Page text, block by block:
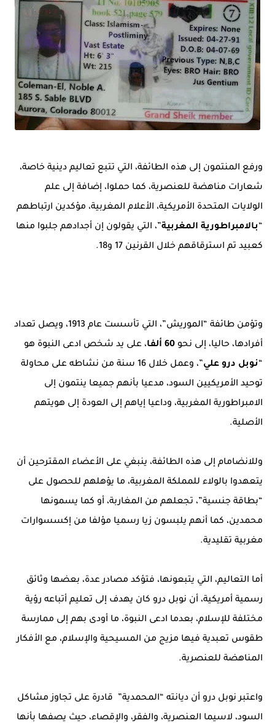
ورفع المنتمون إلى هذه الطائفة، التي تتبع تعاليم دينية خاصة،
شعارات مناهضة للعنصرية، كما حملوا، إضافة إلى علم
الولايات المتحدة الأمريكية، الأعلام المغربية، مؤكدين ارتباطهم
“بالامبراطورية المغربية”، التي يقولون إن أجدادهم جلبوا منها
كعبيد تم استرقاقهم خلال القرنين 17 و18.
وتؤمن طائفة “الموريش”، التي تأسست عام 1913، ويصل تعداد
أفرادها، حاليا، إلى نحو 60 ألفا
، على يد شخص ادعى النبوة هو
“نوبل درو علي
”، وعمل خلال 16 سنة من نشاطه على محاولة
توحيد الأمريكيين السود، مدعيا بأنهم جميعا ينتمون إلى
الامبراطورية المغربية، وداعيا إياهم إلى العودة إلى هويتهم
الأصلية.
وللانضامام إلى هذه الطائفة، ينبغي على الأعضاء المقترحين أن
يتعهدوا بالولاء للمملكة المغربية، ما يؤهلهم للحصول على
“بطاقة جنسية”، تجعلهم من المغاربة، أو كما يسمونها
محمدين، كما أنهم يلبسون زيا رسميا مؤلفا من إكسسوارات
مغربية تقليدية.
أما التعاليم، التي يتبعونها، فتؤكد مصادر عدة، بعضها وثائق
رسمية أمريكية، أن نوبل درو كان يهدف إلى تعليم أتباعه رؤية
مختلفة للإسلام، بعدما ادعى النبوة، ما أودى بهم إلى ممارسة
طقوس تعبدية فيها مزيج من المسيحية والإسلام، مع الأفكار
المناهضة للعنصرية.
واعتبر نوبل درو أن ديانته “المحمدية” قادرة على تجاوز مشاكل
السود، لاسيما العنصرية، والفقر، والإقصاء، حيث يصفها بأنها